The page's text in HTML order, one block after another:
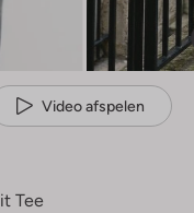
Video afspelen
Tee